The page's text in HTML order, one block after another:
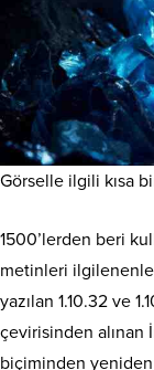
Görselle ilgili kısa
1500’lerden beri
metinleri
yazılan 1.10.32 ve
çevirisinden
biçiminden